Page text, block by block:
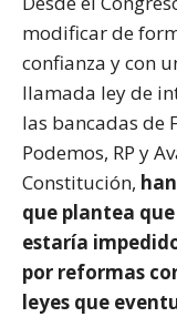
modificar de
confianza y con
llamada ley de
las bancadas de
Podemos, RP y
Constitución,
que plantea
estaría
por reformas
leyes que